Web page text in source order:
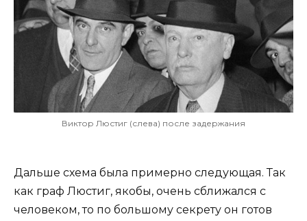
Виктор Люстиг (слева) после задержания
Дальше схема была примерно следующая. Так
как граф Люстиг, якобы, очень сближался с
человеком, то по большому секрету он готов